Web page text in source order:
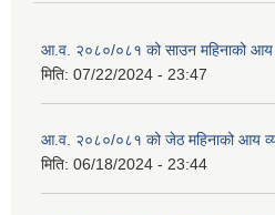
आ.व. २०८०/०८१ को साउन महिनाको आय
मिति: 07/22/2024 - 23:47
आ.व. २०८०/०८१ को जेठ महिनाको आय
मिति: 06/18/2024 - 23:44